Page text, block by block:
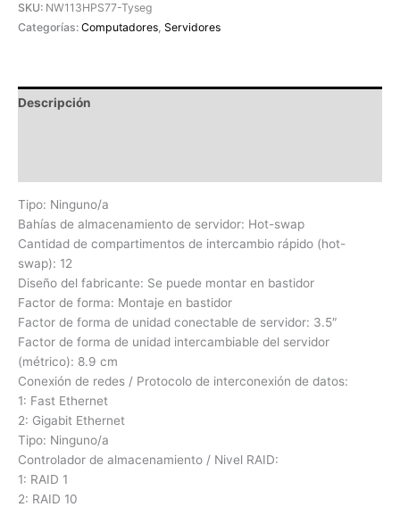
SKU: NW113HPS77-Tyseg
Categorías: Computadores, Servidores
Descripción
Tipo: Ninguno/a
Bahías de almacenamiento de servidor: Hot-swap
Cantidad de compartimentos de intercambio rápido (hot-
swap): 12
Diseño del fabricante: Se puede montar en bastidor
Factor de forma: Montaje en bastidor
Factor de forma de unidad conectable de servidor: 3.5″
Factor de forma de unidad intercambiable del servidor
(métrico): 8.9 cm
Conexión de redes / Protocolo de interconexión de datos:
1: Fast Ethernet
2: Gigabit Ethernet
Tipo: Ninguno/a
Controlador de almacenamiento / Nivel RAID:
1: RAID 1
2: RAID 10